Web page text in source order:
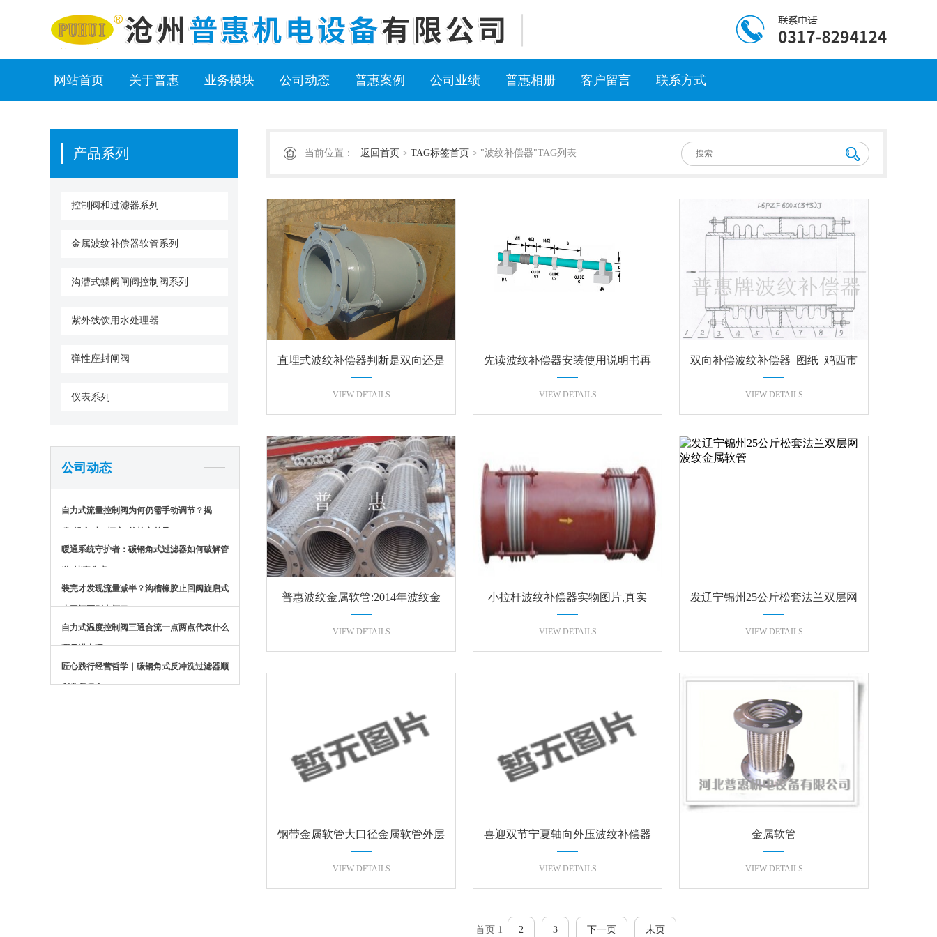
网站首页 关于普惠 业务模块 公司动态 普惠案例 公司业绩 普惠相册 客户留言 联系方式
产品系列
控制阀和过滤器系列
金属波纹补偿器软管系列
沟漕式蝶阀闸阀控制阀系列
紫外线饮用水处理器
弹性座封闸阀
仪表系列
公司动态
自力式流量控制阀为何仍需手动调节？揭
秘“设定”与“恒定”的核心差异
暖通系统守护者：碳钢角式过滤器如何破解管
道“堵塞焦虑”？
装完才发现流量减半？沟槽橡胶止回阀旋启式
止回阀区别太坏了
自力式温度控制阀三通合流一点两点代表什么
哪是进出呢？
匠心践行经营哲学｜碳钢角式反冲洗过滤器顺
利发货保定
当前位置： 返回首页 > TAG标签首页 > "波纹补偿器"TAG列表
直埋式波纹补偿器判断是双向还是
单向哪样的好？
VIEW DETAILS
先读波纹补偿器安装使用说明书再
安装不是钱的
VIEW DETAILS
双向补偿波纹补偿器_图纸_鸡西市
案例
VIEW DETAILS
普惠波纹金属软管:2014年波纹金
属软管市场状况
VIEW DETAILS
小拉杆波纹补偿器实物图片,真实
实物图片
VIEW DETAILS
发辽宁锦州25公斤松套法兰双层网
波纹金属软管
VIEW DETAILS
钢带金属软管大口径金属软管外层
网要用钢带
VIEW DETAILS
喜迎双节宁夏轴向外压波纹补偿器
玖拾捌台喜签
VIEW DETAILS
金属软管
VIEW DETAILS
首页 1 2 3 下一页 末页